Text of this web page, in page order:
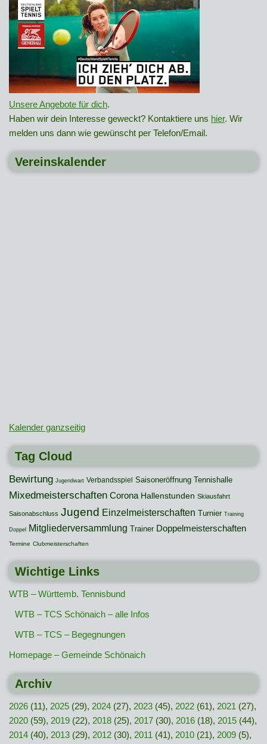
Unsere Angebote für dich.
Haben wir dein Interesse geweckt? Kontaktiere uns hier. Wir
melden uns dann wie gewünscht per Telefon/Email.
Vereinskalender
Kalender ganzseitig
Tag Cloud
Bewirtung Jugendwart Verbandsspiel Saisoneröffnung Tennishalle
Mixedmeisterschaften Corona Hallenstunden Skiausfahrt
Saisonabschluss Jugend Einzelmeisterschaften Turnier Training
Doppel Mitgliederversammlung Trainer Doppelmeisterschaften
Termine Clubmeisterschaften
Wichtige Links
WTB – Württemb. Tennisbund
WTB – TCS Schönaich – alle Infos
WTB – TCS – Begegnungen
Homepage – Gemeinde Schönaich
Archiv
2026 (11), 2025 (29), 2024 (27), 2023 (45), 2022 (61), 2021 (27),
2020 (59), 2019 (22), 2018 (25), 2017 (30), 2016 (18), 2015 (44),
2014 (40), 2013 (29), 2012 (30), 2011 (41), 2010 (21), 2009 (5),